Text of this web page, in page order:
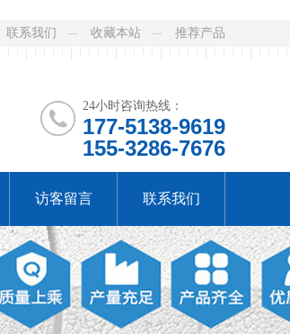
联系我们 收藏本站 推荐产品
24小时咨询热线：
177-5138-9619
155-3286-7676
访客留言 联系我们